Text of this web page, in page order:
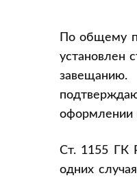
По общему
установлен
оформлении
Ст. 1155 ГК
одних